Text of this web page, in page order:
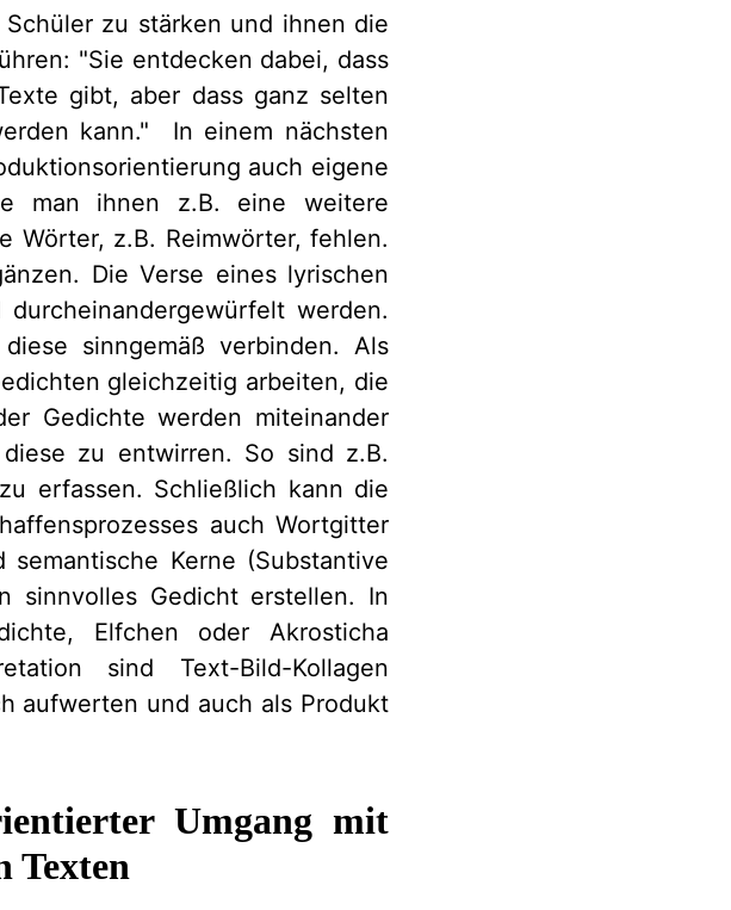
zu stärken und ihnen die
"Sie entdecken dabei, dass
gibt, aber dass ganz selten
kann." In einem nächsten
auch eigene
man ihnen z.B. eine weitere
Wörter, z.B. Reimwörter, fehlen.
Die Verse eines lyrischen
werden.
sinngemäß verbinden. Als
gleichzeitig arbeiten, die
Gedichte werden miteinander
zu entwirren. So sind z.B.
erfassen. Schließlich kann die
auch Wortgitter
Kerne (Substantive
sinnvolles Gedicht erstellen. In
Elfchen oder Akrosticha
sind Text-Bild-Kollagen
aufwerten und auch als Produkt
Umgang mit
Texten